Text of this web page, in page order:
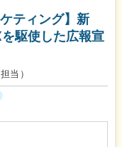
ティング】新
駆使した広報宣
当）